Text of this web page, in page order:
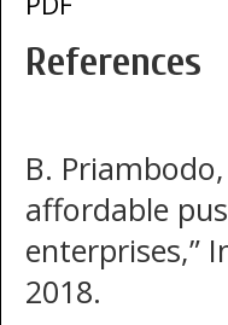
References
B.
affordable
enterprises,”
2018.